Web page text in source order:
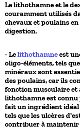
Le lithothamne et le
couramment utilisés
chevaux et poulains
digestion.
- Lelithothamneest
oligo-éléments, tels
minéraux sont
des poulains, car ils
fonction musculaire et
lithothamne est connu
fait un ingrédient
tels que les ulcères
contribuer à